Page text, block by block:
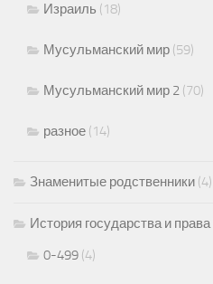
Израиль (18)
Мусульманский мир (59)
Мусульманский мир 2 (70)
разное (14)
Знаменитые родственники (4)
История государства и
0-499 (4)